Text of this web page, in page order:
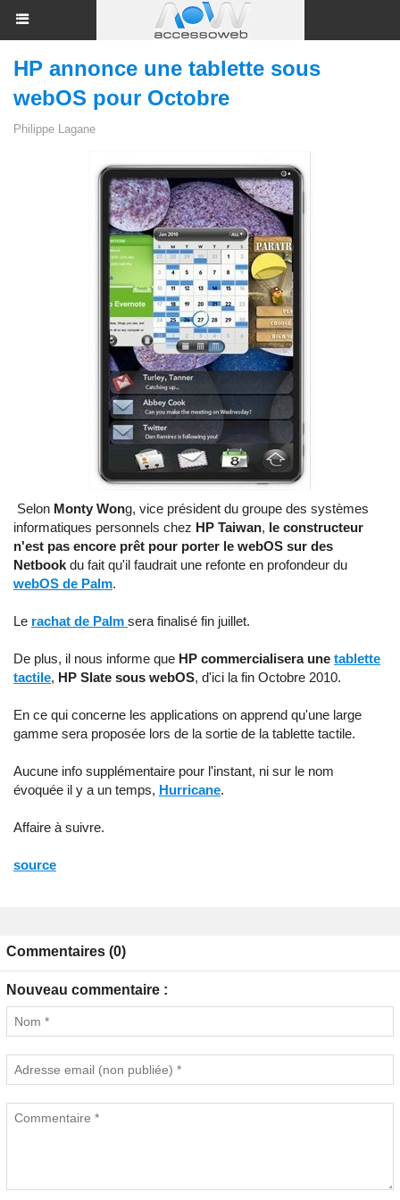
HP annonce une tablette sous
webOS pour Octobre
Philippe Lagane
Selon Monty Wong, vice président du groupe des systèmes
informatiques personnels chez HP Taiwan, le constructeur
n'est pas encore prêt pour porter le webOS sur des
Netbook du fait qu'il faudrait une refonte en profondeur du
webOS de Palm.
Le rachat de Palm sera finalisé fin juillet.
De plus, il nous informe que HP commercialisera une tablette
tactile, HP Slate sous webOS, d'ici la fin Octobre 2010.
En ce qui concerne les applications on apprend qu'une large
gamme sera proposée lors de la sortie de la tablette tactile.
Aucune info supplémentaire pour l'instant, ni sur le nom
évoquée il y a un temps, Hurricane.
Affaire à suivre.
source
Commentaires (0)
Nouveau commentaire :